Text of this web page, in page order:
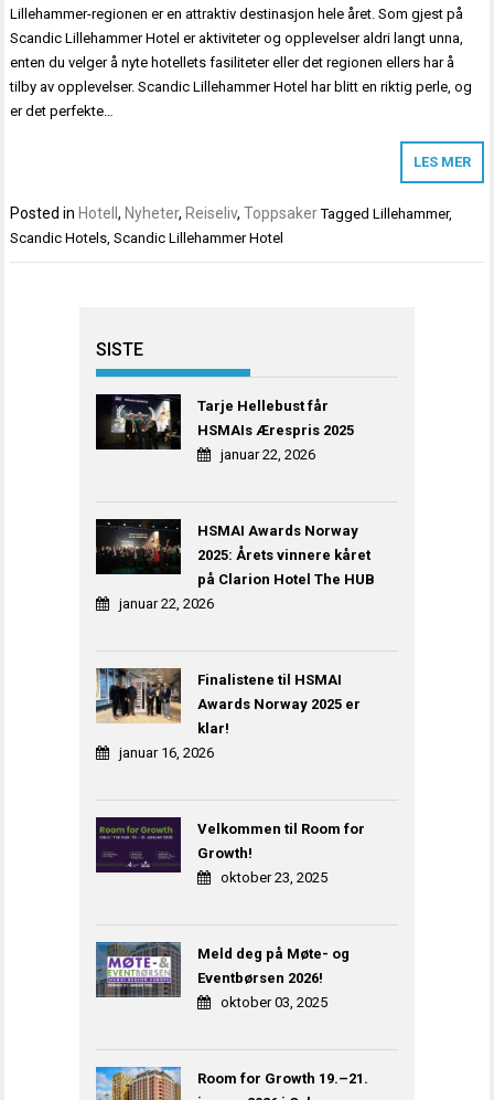
Lillehammer-regionen er en attraktiv destinasjon hele året. Som gjest på
Scandic Lillehammer Hotel er aktiviteter og opplevelser aldri langt unna,
enten du velger å nyte hotellets fasiliteter eller det regionen ellers har å
tilby av opplevelser. Scandic Lillehammer Hotel har blitt en riktig perle, og
er det perfekte…
LES MER
Posted in Hotell, Nyheter, Reiseliv,Toppsaker TaggedLillehammer,
Scandic Hotels,Scandic Lillehammer Hotel
SISTE
Tarje Hellebust får
HSMAIs Ærespris 2025
januar 22, 2026
HSMAI Awards Norway
2025: Årets vinnere kåret
på Clarion Hotel The HUB
januar 22, 2026
Finalistene til HSMAI
Awards Norway 2025 er
klar!
januar 16, 2026
Velkommen til Room for
Growth!
oktober 23, 2025
Meld deg på Møte- og
Eventbørsen 2026!
oktober 03, 2025
Room for Growth 19.–21.